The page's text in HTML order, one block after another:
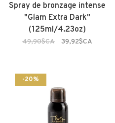
Spray de bronzage intense
"Glam Extra Dark"
(125ml/4.23oz)
49,90$CA 39,92$CA
-20%